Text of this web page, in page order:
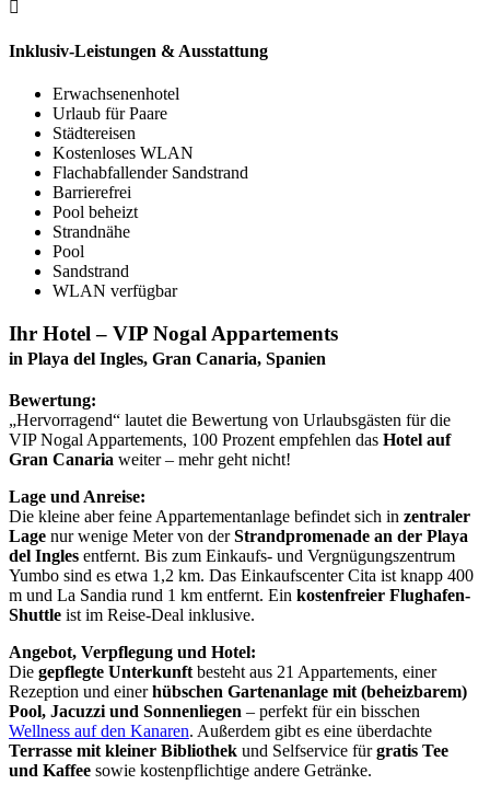
Inklusiv-Leistungen & Ausstattung
Erwachsenenhotel
Urlaub für Paare
Städtereisen
Kostenloses WLAN
Flachabfallender Sandstrand
Barrierefrei
Pool beheizt
Strandnähe
Pool
Sandstrand
WLAN verfügbar
Ihr Hotel – VIP Nogal Appartements
in Playa del Ingles, Gran Canaria, Spanien
Bewertung:
„Hervorragend“ lautet die Bewertung von Urlaubsgästen für die
VIP Nogal Appartements, 100 Prozent empfehlen das Hotel auf
Gran Canaria weiter – mehr geht nicht!
Lage und Anreise:
Die kleine aber feine Appartementanlage befindet sich in zentraler
Lage nur wenige Meter von derStrandpromenade an der Playa
del Ingles entfernt. Bis zum Einkaufs- und Vergnügungszentrum
Yumbo sind es etwa 1,2 km. Das Einkaufscenter Cita ist knapp 400
m und La Sandia rund 1 km entfernt. Ein kostenfreier Flughafen-
Shuttle ist im Reise-Deal inklusive.
Angebot, Verpflegung und Hotel:
Die gepflegte Unterkunft besteht aus 21 Appartements, einer
Rezeption und einerhübschen Gartenanlage mit (beheizbarem)
Pool, Jacuzzi und Sonnenliegen – perfekt für ein bisschen
Wellness auf den Kanaren. Außerdem gibt es eine überdachte
Terrasse mit kleiner Bibliothek und Selfservice fürgratis Tee
und Kaffee sowie kostenpflichtige andere Getränke.